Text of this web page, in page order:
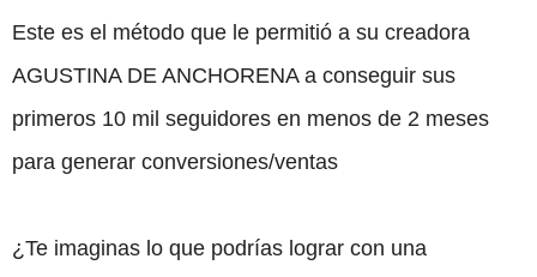
Este es el método que le permitió a su creadora
AGUSTINA DE ANCHORENA a conseguir sus
primeros 10 mil seguidores en menos de 2 meses
para generar conversiones/ventas
¿Te imaginas lo que podrías lograr con una